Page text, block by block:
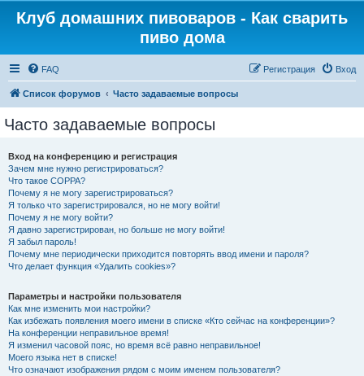
Клуб домашних пивоваров - Как cварить
пиво дома
FAQ Вход
Регистрация
Список форумов Часто задаваемые вопросы
Часто задаваемые вопросы
Вход на конференцию и регистрация
Зачем мне нужно регистрироваться?
Что такое COPPA?
Почему я не могу зарегистрироваться?
Я только что зарегистрировался, но не могу войти!
Почему я не могу войти?
Я давно зарегистрирован, но больше не могу войти!
Я забыл пароль!
Почему мне периодически приходится повторять ввод имени и пароля?
Что делает функция «Удалить cookies»?
Параметры и настройки пользователя
Как мне изменить мои настройки?
Как избежать появления моего имени в списке «Кто сейчас на конференции»?
На конференции неправильное время!
Я изменил часовой пояс, но время всё равно неправильное!
Моего языка нет в списке!
Что означают изображения рядом с моим именем пользователя?